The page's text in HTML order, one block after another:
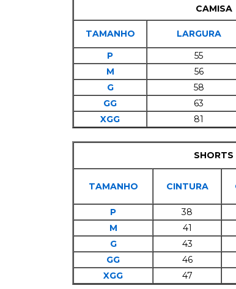
CAMISA
TAMANHO LARGURA
P
55
M
56
G
58
GG
63
XGG
81
SHORTS
TAMANHO CINTURA
P 38
M
41
G
43
GG
46
XGG
47